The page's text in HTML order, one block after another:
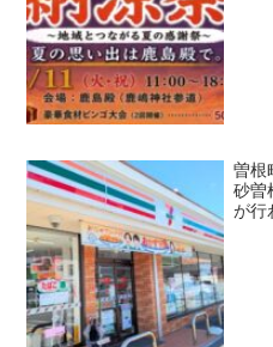
曽根
砂曽
が行